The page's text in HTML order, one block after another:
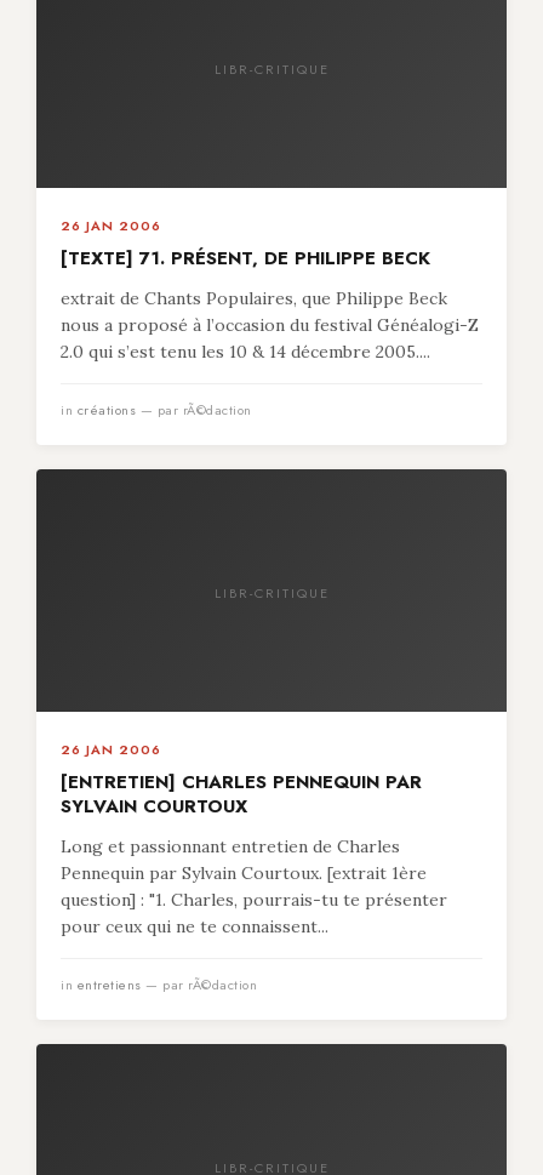
LIBR-CRITIQUE
26 JAN 2006
[TEXTE] 71. PRÉSENT, DE PHILIPPE BECK
extrait de Chants Populaires, que Philippe Beck
nous a proposé à l’occasion du festival Généalogi-Z
2.0 qui s’est tenu les 10 & 14 décembre 2005....
in créations — par rÃ©daction
LIBR-CRITIQUE
26 JAN 2006
[ENTRETIEN] CHARLES PENNEQUIN PAR
SYLVAIN COURTOUX
Long et passionnant entretien de Charles
Pennequin par Sylvain Courtoux. [extrait 1ère
question] : "1. Charles, pourrais-tu te présenter
pour ceux qui ne te connaissent...
in entretiens — par rÃ©daction
LIBR-CRITIQUE